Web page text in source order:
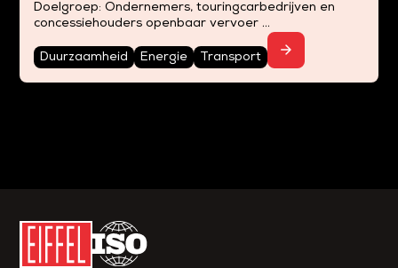
Doelgroep: Ondernemers, touringcarbedrijven en
concessiehouders openbaar vervoer
Duurzaamheid
Energie Transport arrow_forward